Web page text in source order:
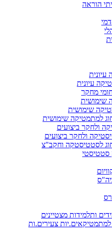
הוראה
עיונית
עיונית
מחקר
שימושית
שימושית
למתמטיקה שימושית
ולחקר ביצועים
ולחקר ביצועים
לסטטיסטקה וחקב"צ
סטטיסטי
ותלמידות מצטיינים
צעירים.ות